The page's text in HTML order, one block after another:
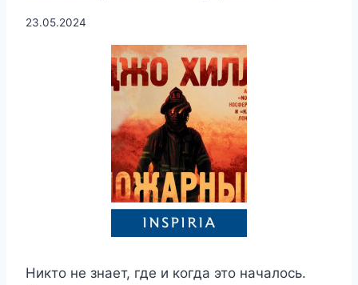
23.05.2024
Никто не знает, где и когда это началось.